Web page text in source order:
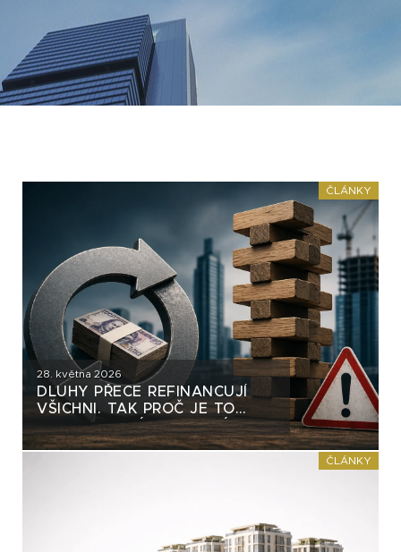
ČLÁNKY
28. května 2026
DLUHY PŘECE REFINANCUJÍ
VŠICHNI. TAK PROČ JE TO
DLUHOPISOVÝM SKUPINÁM
ČASTO VYTÝKÁNO?
ČLÁNKY